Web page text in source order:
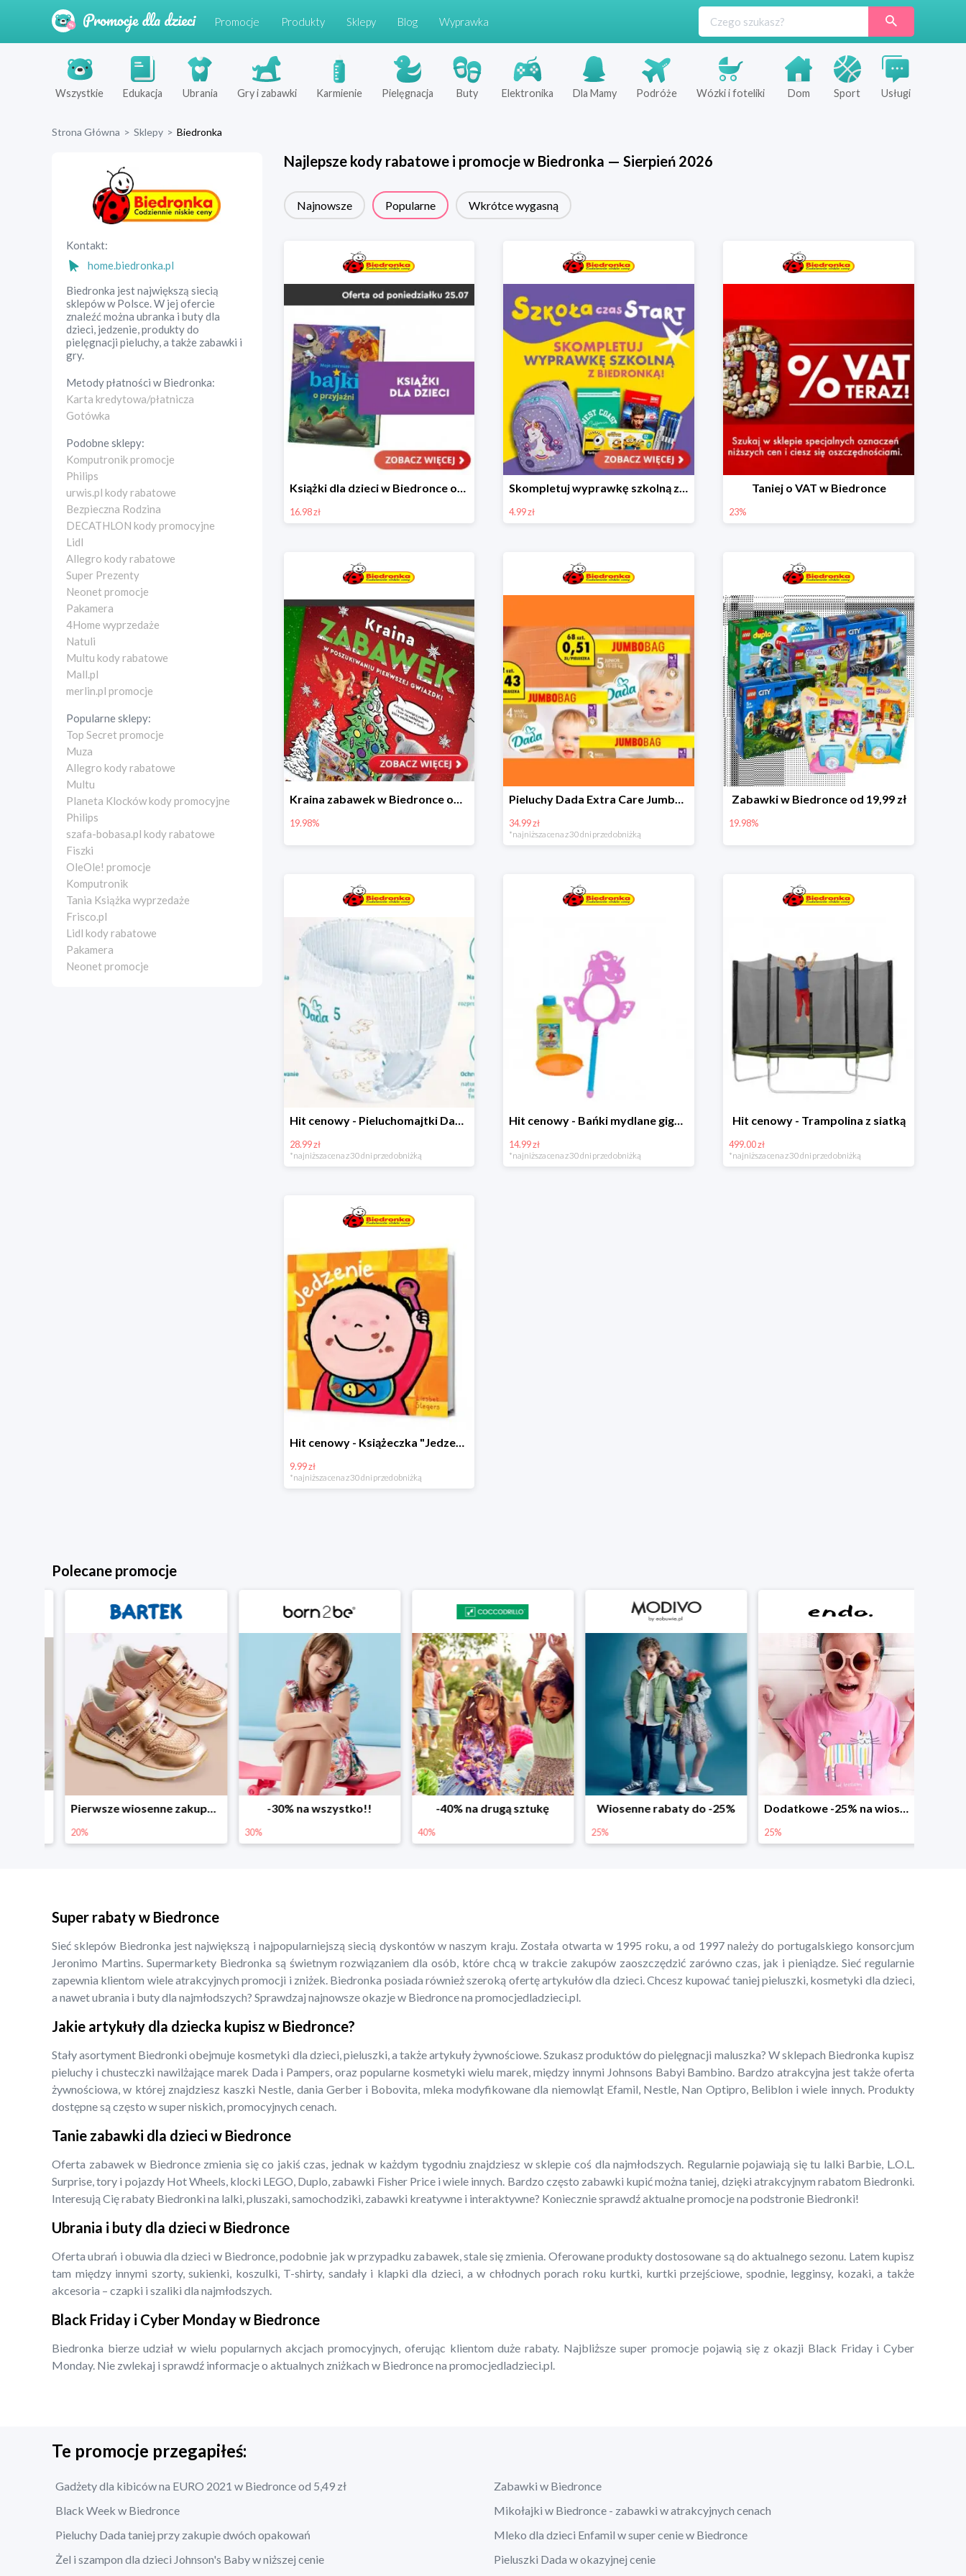
Promocje Produkty Sklepy Blog Wyprawka
Wszystkie Edukacja Ubrania Gry i zabawki Karmienie Pielęgnacja Buty Elektronika Dla Mamy Podróże Wózki i foteliki Dom Sport Usługi
Strona Główna > Sklepy > Biedronka
Kontakt:
home.biedronka.pl
Biedronka jest największą siecią
sklepów w Polsce. W jej ofercie
znaleźć można ubranka i buty dla
dzieci, jedzenie, produkty do
pielęgnacji pieluchy, a także zabawki i
gry.
Metody płatności wBiedronka:
Karta kredytowa/płatnicza
Gotówka
Podobne sklepy:
Komputronik promocje
Philips
urwis.pl kody rabatowe
Bezpieczna Rodzina
DECATHLON kody promocyjne
Lidl
Allegro kody rabatowe
Super Prezenty
Neonet promocje
Pakamera
4Home wyprzedaże
Natuli
Multu kody rabatowe
Mall.pl
merlin.pl promocje
Popularne sklepy:
Top Secret promocje
Muza
Allegro kody rabatowe
Multu
Planeta Klocków kody promocyjne
Philips
szafa-bobasa.pl kody rabatowe
Fiszki
OleOle! promocje
Komputronik
Tania Książka wyprzedaże
Frisco.pl
Lidl kody rabatowe
Pakamera
Neonet promocje
Najlepsze kody rabatowe i promocje w Biedronka — Sierpień 2026
Najnowsze Popularne Wkrótce wygasną
Książki dla dzieci w Biedronce od 16,99 zł
16.98 zł
Skompletuj wyprawkę szkolną z Biedronką od 4,99 zł
4.99 zł
Taniej o VAT w Biedronce
23%
Kraina zabawek w Biedronce od 19,99 zł
19.98%
Pieluchy Dada Extra Care Jumbo Bag w super cenie
34.99 zł
*najniższa cena z 30 dni przed obniżką
Zabawki w Biedronce od 19,99 zł
19.98%
Hit cenowy - Pieluchomajtki Dada Pants
28.99 zł
*najniższa cena z 30 dni przed obniżką
Hit cenowy - Bańki mydlane gigant lub płyn uzupełniający
14.99 zł
*najniższa cena z 30 dni przed obniżką
Hit cenowy - Trampolina z siatką
499.00 zł
*najniższa cena z 30 dni przed obniżką
Hit cenowy - Książeczka "Jedzenie"
9.99 zł
*najniższa cena z 30 dni przed obniżką
Polecane promocje
Pierwsze wiosenne zakupy -20%
20%
-30% na wszystko!!
30%
-40% na drugą sztukę
40%
Wiosenne rabaty do -25%
25%
Dodatkowe -25% na wiosenne nowości
25%
Super rabaty w Biedronce
Sieć sklepów Biedronka jest największą i najpopularniejszą siecią dyskontów w naszym kraju. Została otwarta w 1995 roku, a od 1997 należy do portugalskiego konsorcjum
Jeronimo Martins. Supermarkety Biedronka są świetnym rozwiązaniem dla osób, które chcą w trakcie zakupów zaoszczędzić zarówno czas, jak i pieniądze. Sieć regularnie
zapewnia klientom wiele atrakcyjnych promocji i zniżek. Biedronka posiada również szeroką ofertę artykułów dla dzieci. Chcesz kupować taniej pieluszki, kosmetyki dla dzieci,
a nawet ubrania i buty dla najmłodszych? Sprawdzaj najnowsze okazje w Biedronce na promocjedladzieci.pl.
Jakie artykuły dla dziecka kupisz w Biedronce?
Stały asortyment Biedronki obejmuje kosmetyki dla dzieci, pieluszki, a także artykuły żywnościowe. Szukasz produktów do pielęgnacji maluszka? W sklepach Biedronka kupisz
pieluchy i chusteczki nawilżające marek Dada i Pampers, oraz popularne kosmetyki wielu marek, między innymi Johnsons Babyi Bambino. Bardzo atrakcyjna jest także oferta
żywnościowa, w której znajdziesz kaszki Nestle, dania Gerber i Bobovita, mleka modyfikowane dla niemowląt Efamil, Nestle, Nan Optipro, Beliblon i wiele innych. Produkty
dostępne są często w super niskich, promocyjnych cenach.
Tanie zabawki dla dzieci w Biedronce
Oferta zabawek w Biedronce zmienia się co jakiś czas, jednak w każdym tygodniu znajdziesz w sklepie coś dla najmłodszych. Regularnie pojawiają się tu lalki Barbie, L.O.L.
Surprise, tory i pojazdy Hot Wheels, klocki LEGO, Duplo, zabawki Fisher Price i wiele innych. Bardzo często zabawki kupić można taniej, dzięki atrakcyjnym rabatom Biedronki.
Interesują Cię rabaty Biedronki na lalki, pluszaki, samochodziki, zabawki kreatywne i interaktywne? Koniecznie sprawdź aktualne promocje na podstronie Biedronki!
Ubrania i buty dla dzieci w Biedronce
Oferta ubrań i obuwia dla dzieci w Biedronce, podobnie jak w przypadku zabawek, stale się zmienia. Oferowane produkty dostosowane są do aktualnego sezonu. Latem kupisz
tam między innymi szorty, sukienki, koszulki, T-shirty, sandały i klapki dla dzieci, a w chłodnych porach roku kurtki, kurtki przejściowe, spodnie, legginsy, kozaki, a także
akcesoria – czapki i szaliki dla najmłodszych.
Black Friday i Cyber Monday w Biedronce
Biedronka bierze udział w wielu popularnych akcjach promocyjnych, oferując klientom duże rabaty. Najbliższe super promocje pojawią się z okazji Black Friday i Cyber
Monday. Nie zwlekaj i sprawdź informacje o aktualnych zniżkach w Biedronce na promocjedladzieci.pl.
Te promocje przegapiłeś:
Gadżety dla kibiców na EURO 2021 w Biedronce od 5,49 zł
Zabawki w Biedronce
Black Week w Biedronce
Mikołajki w Biedronce - zabawki w atrakcyjnych cenach
Pieluchy Dada taniej przy zakupie dwóch opakowań
Mleko dla dzieci Enfamil w super cenie w Biedronce
Żel i szampon dla dzieci Johnson's Baby w niższej cenie
Pieluszki Dada w okazyjnej cenie